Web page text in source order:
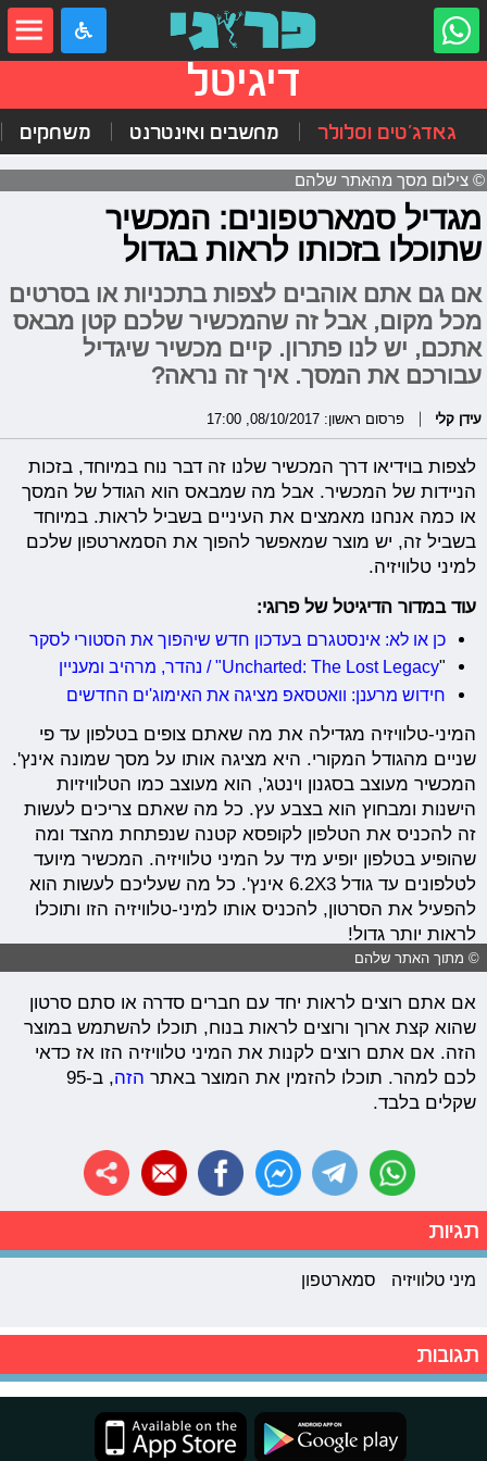
דיגיטל
גאדג'טים וסלולר מחשבים ואינטרנט משחקים
© צילום מסך מהאתר שלהם
מגדיל סמארטפונים: המכשיר
שתוכלו בזכותו לראות בגדול
אם גם אתם אוהבים לצפות בתכניות או בסרטים
מכל מקום, אבל זה שהמכשיר שלכם קטן מבאס
אתכם, יש לנו פתרון. קיים מכשיר שיגדיל
עבורכם את המסך. איך זה נראה?
עידן קלי פרסום ראשון: 08/10/2017, 17:00
לצפות בוידיאו דרך המכשיר שלנו זה דבר נוח במיוחד, בזכות
הניידות של המכשיר. אבל מה שמבאס הוא הגודל של המסך
או כמה אנחנו מאמצים את העיניים בשביל לראות. במיוחד
בשביל זה, יש מוצר שמאפשר להפוך את הסמארטפון שלכם
למיני טלוויזיה.
עוד במדור הדיגיטל של פרוגי:
כן או לא: אינסטגרם בעדכון חדש שיהפוך את הסטורי לסקר
"Uncharted: The Lost Legacy" / נהדר, מרהיב ומעניין
חידוש מרענן: וואטסאפ מציגה את האימוג'ים החדשים
המיני-טלוויזיה מגדילה את מה שאתם צופים בטלפון עד פי
שניים מהגודל המקורי. היא מציגה אותו על מסך שמונה אינץ'.
המכשיר מעוצב בסגנון וינטג', הוא מעוצב כמו הטלוויזיות
הישנות ומבחוץ הוא בצבע עץ. כל מה שאתם צריכים לעשות
זה להכניס את הטלפון לקופסא קטנה שנפתחת מהצד ומה
שהופיע בטלפון יופיע מיד על המיני טלוויזיה. המכשיר מיועד
לטלפונים עד גודל 6.2X3 אינץ'. כל מה שעליכם לעשות הוא
להפעיל את הסרטון, להכניס אותו למיני-טלוויזיה הזו ותוכלו
לראות יותר גדול!
© מתוך האתר שלהם
אם אתם רוצים לראות יחד עם חברים סדרה או סתם סרטון
שהוא קצת ארוך ורוצים לראות בנוח, תוכלו להשתמש במוצר
הזה. אם אתם רוצים לקנות את המיני טלוויזיה הזו אז כדאי
לכם למהר. תוכלו להזמין את המוצר באתר הזה
, ב-95
שקלים בלבד.
תגיות
מיני טלוויזיה סמארטפון
תגובות